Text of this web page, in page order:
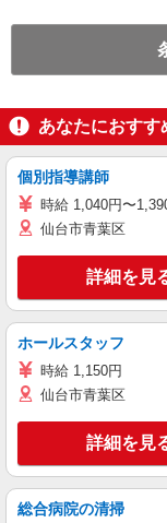
あなたにおすす
個別指導講師
時給 1,040円〜
仙台市青葉区
詳細を見
ホールスタッフ
時給 1,150円
仙台市青葉区
詳細を見
総合病院の清掃